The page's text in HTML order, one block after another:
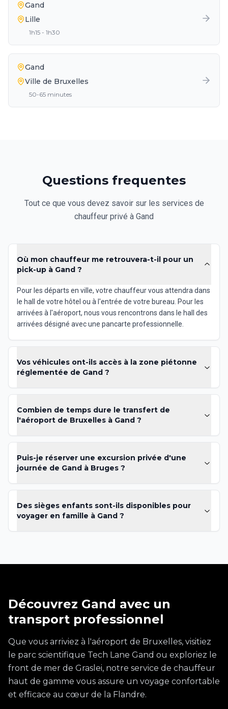
Gand
Lille
1h15 - 1h30
Gand
Ville de Bruxelles
50-65 minutes
Questions frequentes
Tout ce que vous devez savoir sur les services de
chauffeur privé à Gand
Où mon chauffeur me retrouvera-t-il pour un
pick-up à Gand ?
Pour les départs en ville, votre chauffeur vous attendra dans
le hall de votre hôtel ou à l'entrée de votre bureau. Pour les
arrivées à l'aéroport, nous vous rencontrons dans le hall des
arrivées désigné avec une pancarte professionnelle.
Vos véhicules ont-ils accès à la zone piétonne
réglementée de Gand ?
Combien de temps dure le transfert de
l'aéroport de Bruxelles à Gand ?
Puis-je réserver une excursion privée d'une
journée de Gand à Bruges ?
Des sièges enfants sont-ils disponibles pour
voyager en famille à Gand ?
Découvrez Gand avec un
transport professionnel
Que vous arriviez à l'aéroport de Bruxelles, visitiez
le parc scientifique Tech Lane Gand ou exploriez le
front de mer de Graslei, notre service de chauffeur
haut de gamme vous assure un voyage confortable
et efficace au cœur de la Flandre.